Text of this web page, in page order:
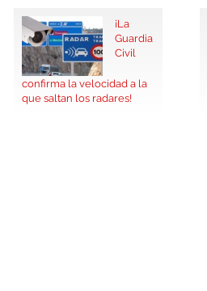
¡La
Guardia
Civil
confirma la velocidad a la
que saltan los radares!